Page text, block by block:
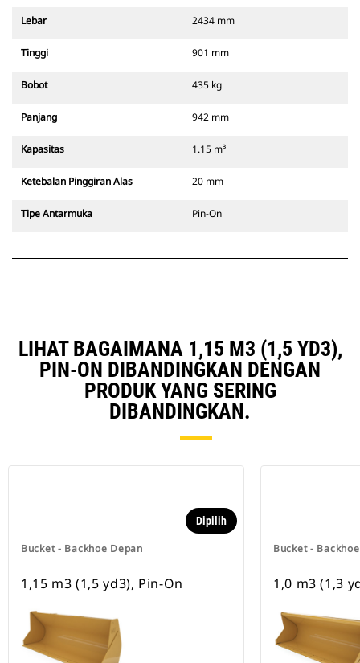
Lebar 2434 mm
Tinggi 901 mm
Bobot 435 kg
Panjang 942 mm
Kapasitas 1.15 m³
Ketebalan Pinggiran Alas 20 mm
Tipe Antarmuka Pin-On
LIHAT BAGAIMANA 1,15 M3 (1,5 YD3),
PIN-ON DIBANDINGKAN DENGAN
PRODUK YANG SERING
DIBANDINGKAN.
Bucket - Backhoe Depan
Dipilih
1,15 m3 (1,5 yd3), Pin-On
Bucket -
1,0 m3 (1,3